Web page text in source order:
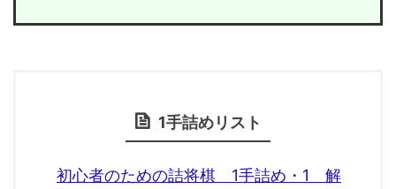
1手詰めリスト
初心者のための詰将棋 1手詰め・1 解